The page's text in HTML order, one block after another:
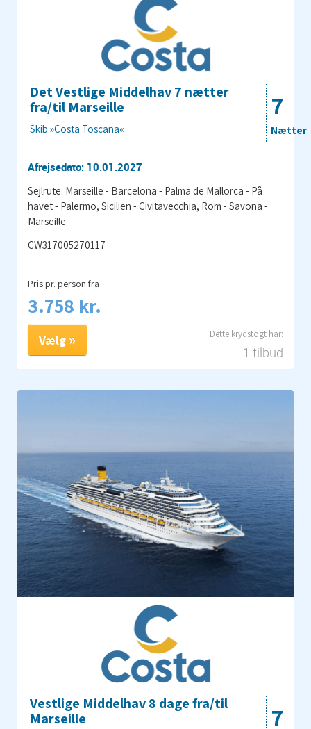
7
Nætter
Det Vestlige Middelhav 7 nætter
fra/til Marseille
Skib »Costa Toscana«
Afrejsedato: 10.01.2027
Sejlrute: Marseille - Barcelona - Palma de Mallorca - På
havet - Palermo, Sicilien - Civitavecchia, Rom - Savona -
Marseille
CW317005270117
Pris pr. person fra
3.758 kr.
1 tilbud
Vælg
7
Vestlige Middelhav 8 dage fra/til
Marseille